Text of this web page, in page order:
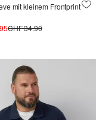
mit kleinem Frontprint
CHF 34.90